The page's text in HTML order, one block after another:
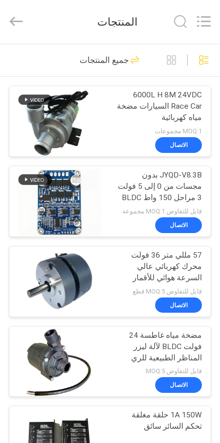
منزل
المنتجات
أشرطة
فيديو
حول
جولة
في
المعمل
ضبط
الجودة
اتصل
أخبار
جميع
القضايا
Motor
Technology
Rights
مجلس سائق BLDC
191
سائق BLDC موتور IC
36
3 مراحل سائق محرك
BLDC
24
مضخة مياه السيارات
126
المنتجات
جميع المنتجات
6000L H 8M 24VDC
Race Car السيارات مضخة
مياه كهربائية
MOQ:1 مجموعات
الاتصال
JYQD-V8.3B بدون
مجسات من 0 إلى 5 فولت
3 مراحل 150 واط BLDC
Driver Board
قابل للتفاوض MOQ:1 مجموعة
الاتصال
57 مللي متر 36 فولت
محرك كهربائي عالي
السرعة هوائي للأقمار
الصناعية البحرية
قابل للتفاوض MOQ:5 قطع
الاتصال
مضخة مياه غاطسة 24
فولت BLDC لآلة ليزر
المناظر الطبيعية للري
قابل للتفاوض MOQ:5
الاتصال
1A 150W حلقة مغلقة
تحكم السائر سائق